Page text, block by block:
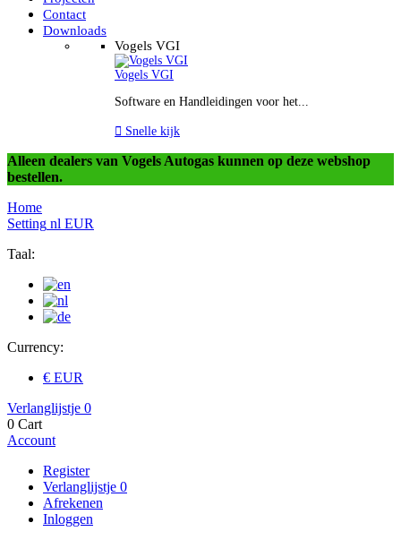
Contact
Downloads
Vogels VGI
Vogels VGI
Software en Handleidingen voor het...
 Snelle kijk
Alleen dealers van Vogels Autogas kunnen op deze webshop
bestellen.
Home
Setting nl EUR
Taal:
Currency:
€ EUR
Verlanglijstje 0
0 Cart
Account
Register
Verlanglijstje 0
Afrekenen
Inloggen